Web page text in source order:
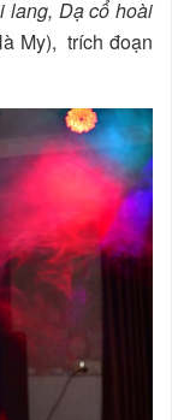
lang, Dạ cổ hoài
My), trích đoạn